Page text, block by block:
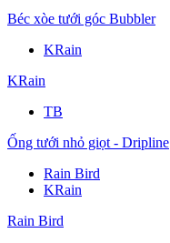
Béc xòe tưới góc Bubbler
KRain
KRain
TB
Ống tưới nhỏ giọt - Dripline
Rain Bird
KRain
Rain Bird